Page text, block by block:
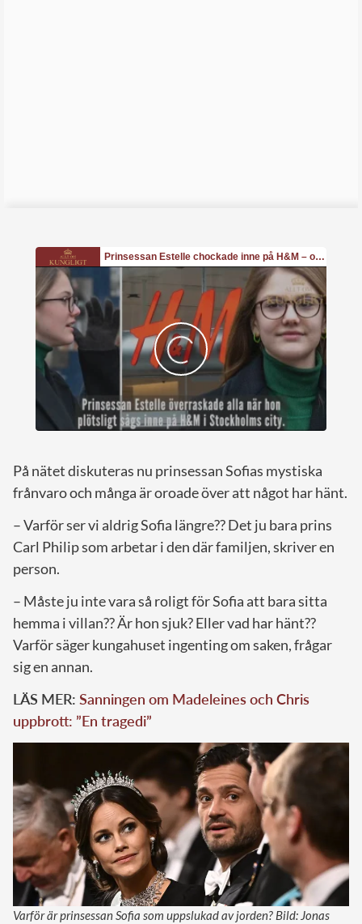
På nätet diskuteras nu prinsessan Sofias mystiska
frånvaro och många är oroade över att något har hänt.
– Varför ser vi aldrig Sofia längre?? Det ju bara prins
Carl Philip som arbetar i den där familjen, skriver en
person.
– Måste ju inte vara så roligt för Sofia att bara sitta
hemma i villan?? Är hon sjuk? Eller vad har hänt??
Varför säger kungahuset ingenting om saken, frågar
sig en annan.
LÄS MER: Sanningen om Madeleines och Chris
uppbrott: ”En tragedi”
Varför är prinsessan Sofia som uppslukad av jorden? Bild: Jonas